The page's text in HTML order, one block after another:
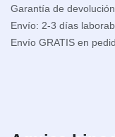
Garantía de
Envío: 2-3 días
Envío GRATIS en